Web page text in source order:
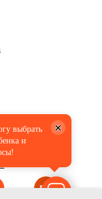
выбрать
и
×